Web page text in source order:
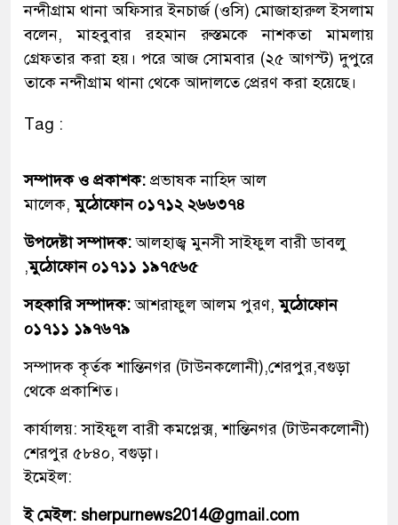
নন্দীগ্রাম থানা অফিসার ইনচার্জ (ওসি) মোজাহারুল ইসলাম
বলেন, মাহবুবার রহমান রুস্তমকে নাশকতা মামলায়
গ্রেফতার করা হয়। পরে আজ সোমবার (২৫ আগস্ট) দুপুরে
তাকে নন্দীগ্রাম থানা থেকে আদালতে প্রেরণ করা হয়েছে।
Tag :
সম্পাদক ও প্রকাশক: প্রভাষক নাহিদ আল
মালেক,মুঠোফোন ০১৭১২ ২৬৬৩৭৪
উপদেষ্টা সম্পাদক:আলহাজ্ব মুনসী সাইফুল বারী ডাবলু
,মুঠোফোন ০১৭১১ ১৯৭৫৬৫
সহকারি সম্পাদক:আশরাফুল আলম পুরণ,মুঠোফোন
০১৭১১ ১৯৭৬৭৯
সম্পাদক কৃর্তক শান্তিনগর (টাউনকলোনী),শেরপুর,বগুড়া
থেকে প্রকাশিত।
কার্যালয়: সাইফুল বারী কমপ্লেক্স, শান্তিনগর (টাউনকলোনী)
শেরপুর ৫৮৪০, বগুড়া।
ইমেইল:
ই মেইল: sherpurnews2014@gmail.com